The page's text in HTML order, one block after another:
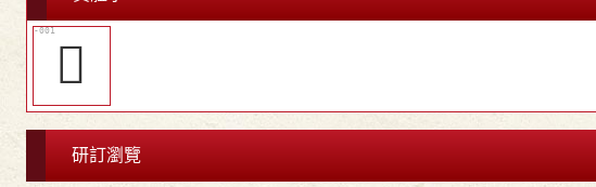
󳅪
研訂瀏覽